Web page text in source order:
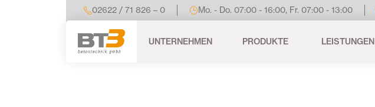
02622 / 71 826 – 0 Mo. - Do. 07:00 - 16:00, Fr. 07:00 - 13:00
UNTERNEHMEN PRODUKTE LEISTUNGEN